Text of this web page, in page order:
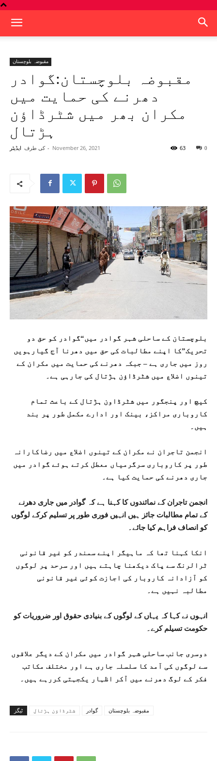
مقبوضہ بلوچستان
مقبوضہ بلوچستان:گوادر
دھرنے کی حمایت میں
مکران بھر میں شٹرڈاؤن
ہڑتال
کی طرف ایڈیٹر - November 26, 2021 0
63
بلوچستان کے ساحلی شہر گوادر میں“گوادر کو حق دو
تحریک”کا اپنے مطالبات کی حق میں دھرنا آج گیارہویں
روز میں جاری ہے – جبکہ دھرنے کی حمایت میں مکران کے
تینوں اضلاع میں شٹرڈاؤن ہڑتال کی جارہی ہے۔
کیچ اور پنجگور میں شٹرڈاون ہڑتال کے باعث تمام
کاروباری مراکز، بینک اور ادارے مکمل طور پر بند
ہیں۔
انجمن تاجران نے مکران کے تینوں اضلاع میں رضاکارانہ
طور پر کاروباری سرگرمیاں معطل کرتے ہوئے گوادر میں
جاری دھرنے کی حمایت کیا ہے۔
انجمن تاجران کے نمائندوں کا کہنا ہے کہ گوادر میں جاری دھرنے
کے تمام مطالبات جائز ہیں انہیں فوری طور پر تسلیم کرکے لوگوں
کو انصاف فراہم کیا جائے۔
انکا کہنا تھا کہ ماہیگر اپنے سمندر کو غیر قانونی
ٹرالرنگ سے پاک دیکھنا چاہتے ہیں اور سرحد پر لوگوں
کو آزادانہ کاروبار کی اجازت کوئی غیر قانونی
مطالبہ نہیں ہے۔
انہوں نے کہا کہ یہاں کے لوگوں کے بنیادی حقوق اور ضروریات کو
حکومت تسیلم کرے۔
دوسری جانب ساحلی شہر گوادر میں مکران کے دیگر علاقوں
سے لوگوں کی آمد کا سلسلہ جاری ہے اور مختلف مکاتب
فکر کے لوگ دھرنے میں آکر اظہار یکجہتی کررہے ہیں۔
ٹیگز شٹرڈاؤن ہڑتال گوادر مقبوضہ بلوچستان